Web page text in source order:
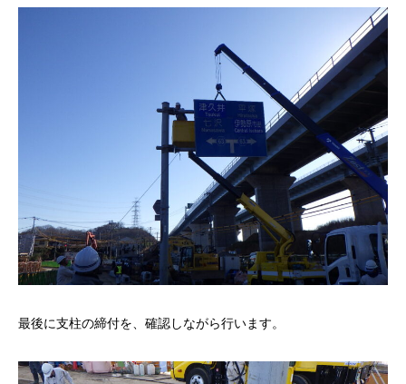
最後に支柱の締付を、確認しながら行います。